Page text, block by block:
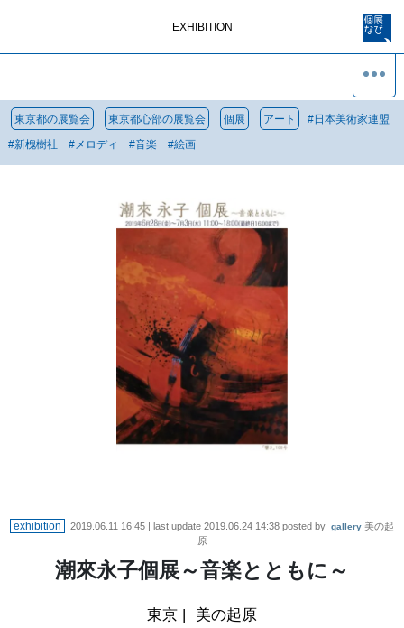
EXHIBITION
東京都の展覧会 東京都心部の展覧会 個展 アート #日本美術家連盟
#新槐樹社 #メロディ #音楽 #絵画
exhibition 2019.06.11 16:45 | last update 2019.06.24 14:38 posted by gallery 美の起
原
潮來永子個展～音楽とともに～
東京 | 美の起原